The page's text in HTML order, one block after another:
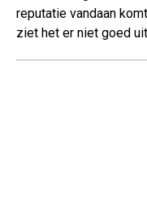
reputatie vandaan
ziet het er niet goed